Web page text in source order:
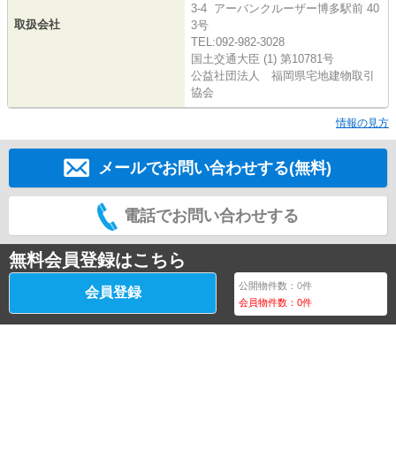
取扱会社
3-4 アーバンクルーザー博多駅前 40
3号
TEL:092-982-3028
国土交通大臣 (1) 第10781号
公益社団法人 福岡県宅地建物取引
協会
情報の見方
メールでお問い合わせする(無料)
電話でお問い合わせする
無料会員登録はこちら
会員登録 公開物件数：0件
会員物件数：0件